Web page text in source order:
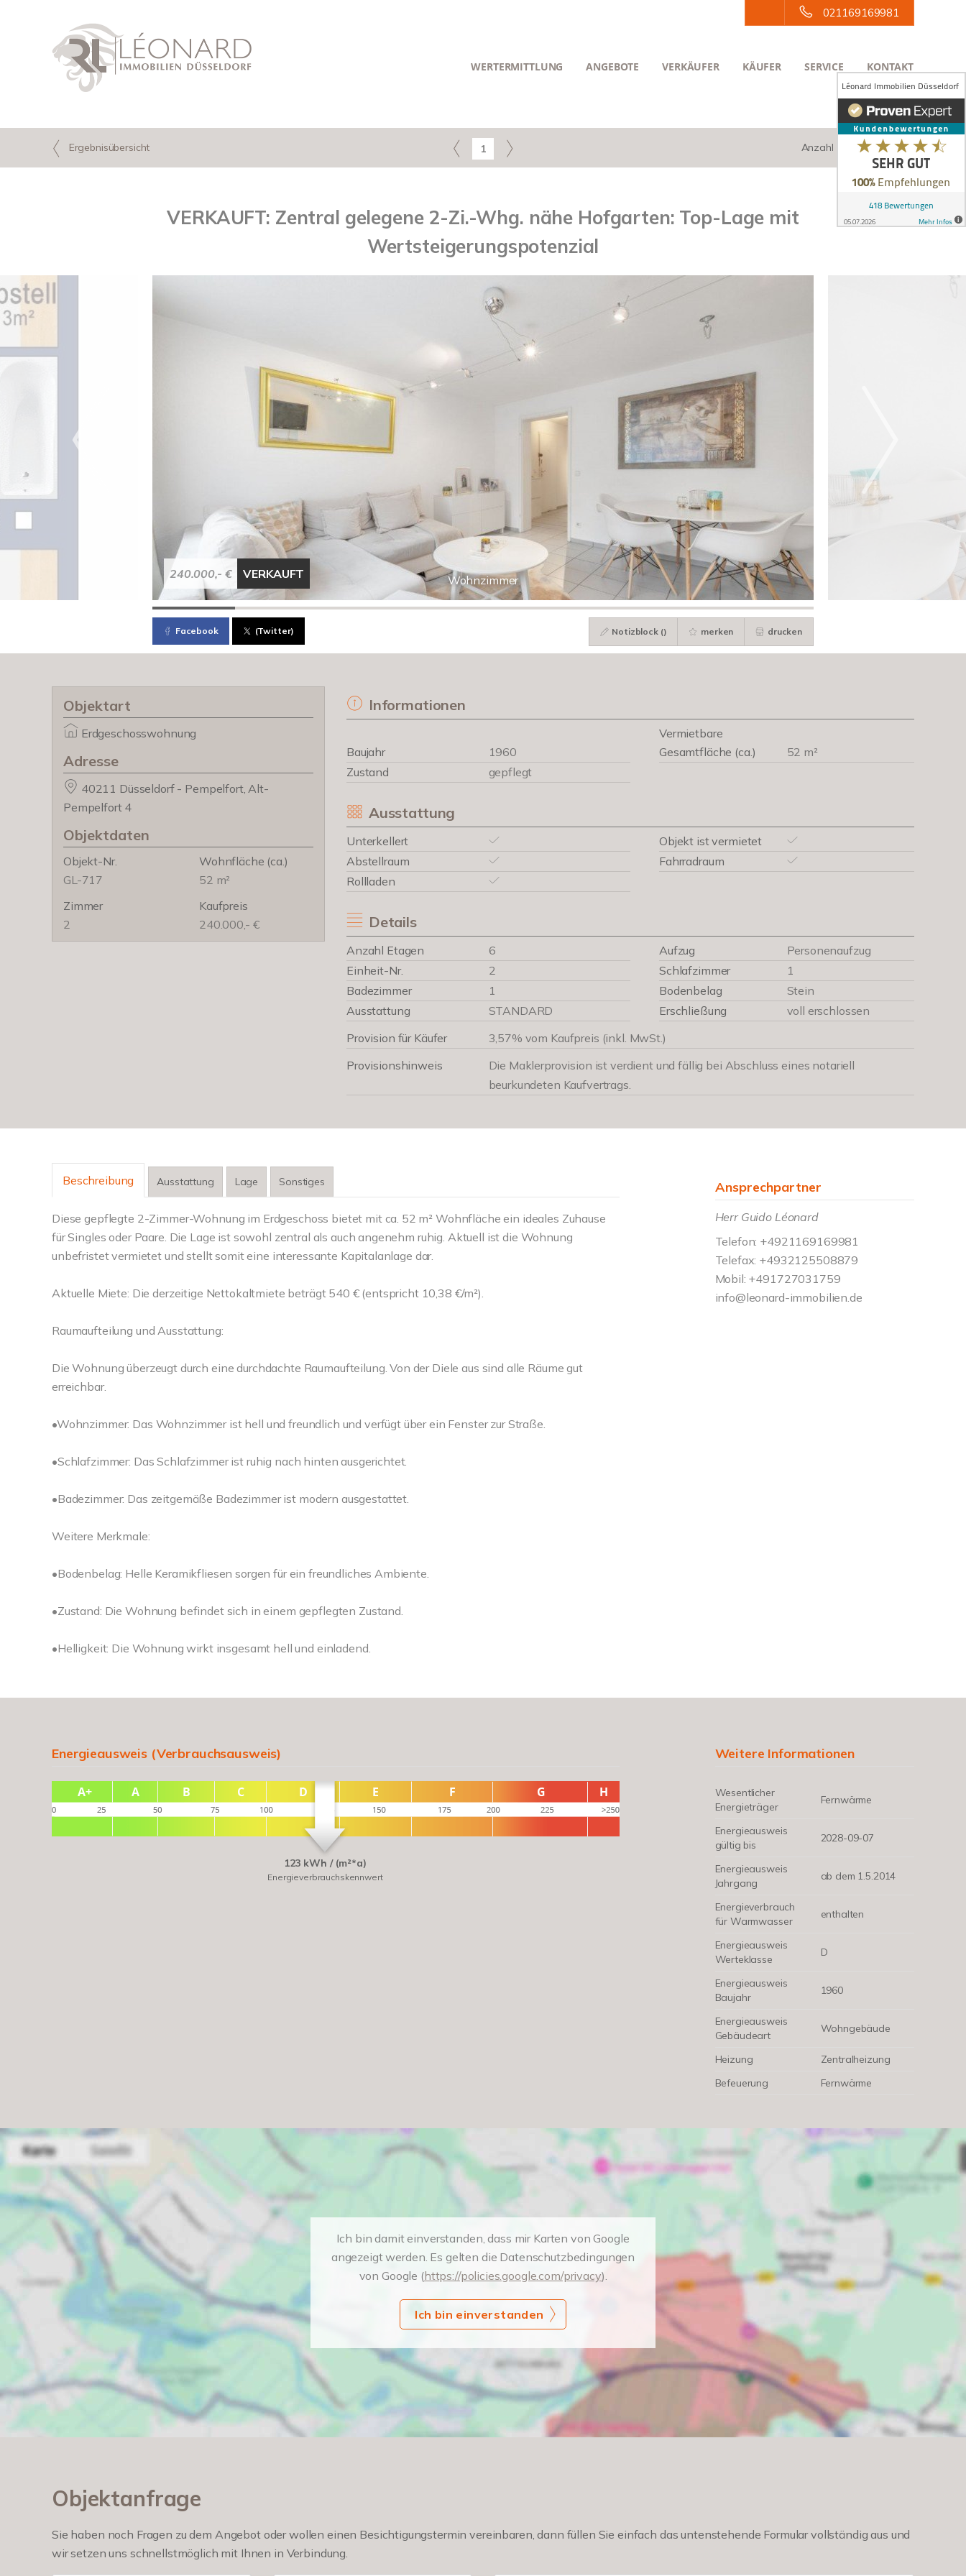
021169169981
WERTERMITTLUNG ANGEBOTE VERKÄUFER KÄUFER SERVICE KONTAKT
Ergebnisübersicht 1 Anzahl der Objekte:1 | 1
VERKAUFT: Zentral gelegene 2-Zi.-Whg. nähe Hofgarten: Top-Lage mit
Wertsteigerungspotenzial
Wohnzimmer
240.000,- € VERKAUFT
Facebook (Twitter) Notizblock () merken drucken
Objektart
Erdgeschosswohnung
Adresse
40211 Düsseldorf - Pempelfort, Alt-
Pempelfort 4
Objektdaten
Objekt-Nr.
GL-717
Wohnfläche (ca.)
52 m²
Zimmer
2
Kaufpreis
240.000,- €
Informationen
Baujahr 1960
Vermietbare
Gesamtfläche (ca.)
52 m²
Zustand
gepflegt
Ausstattung
Unterkellert
Objekt ist vermietet
Abstellraum
Fahrradraum
Rollladen
Details
Anzahl Etagen 6 Aufzug
Personenaufzug
Einheit-Nr.
2 Schlafzimmer
1
Badezimmer
1 Bodenbelag
Stein
Ausstattung
STANDARD Erschließung
voll erschlossen
Provision für Käufer
3,57% vom Kaufpreis (inkl. MwSt.)
Provisionshinweis
Die Maklerprovision ist verdient und fällig bei Abschluss eines notariell
beurkundeten Kaufvertrags.
Beschreibung Ausstattung Lage Sonstiges
Diese gepflegte 2-Zimmer-Wohnung im Erdgeschoss bietet mit ca. 52 m² Wohnfläche ein ideales Zuhause
für Singles oder Paare. Die Lage ist sowohl zentral als auch angenehm ruhig. Aktuell ist die Wohnung
unbefristet vermietet und stellt somit eine interessante Kapitalanlage dar.
Aktuelle Miete: Die derzeitige Nettokaltmiete beträgt 540 € (entspricht 10,38 €/m²).
Raumaufteilung und Ausstattung:
Die Wohnung überzeugt durch eine durchdachte Raumaufteilung. Von der Diele aus sind alle Räume gut
erreichbar.
•Wohnzimmer: Das Wohnzimmer ist hell und freundlich und verfügt über ein Fenster zur Straße.
•Schlafzimmer: Das Schlafzimmer ist ruhig nach hinten ausgerichtet.
•Badezimmer: Das zeitgemäße Badezimmer ist modern ausgestattet.
Weitere Merkmale:
•Bodenbelag: Helle Keramikfliesen sorgen für ein freundliches Ambiente.
•Zustand: Die Wohnung befindet sich in einem gepflegten Zustand.
•Helligkeit: Die Wohnung wirkt insgesamt hell und einladend.
Ansprechpartner
Herr Guido Léonard
Telefon: +4921169169981
Telefax: +4932125508879
Mobil: +491727031759
info@leonard-immobilien.de
Energieausweis (Verbrauchsausweis)
123 kWh / (m²*a)
Energieverbrauchskennwert
Weitere Informationen
Wesentlicher
Energieträger
Fernwärme
Energieausweis
gültig bis
2028-09-07
Energieausweis
Jahrgang
ab dem 1.5.2014
Energieverbrauch
für Warmwasser
enthalten
Energieausweis
Werteklasse
D
Energieausweis
Baujahr
1960
Energieausweis
Gebäudeart
Wohngebäude
Heizung
Zentralheizung
Befeuerung
Fernwärme
Ich bin damit einverstanden, dass mir Karten von Google
angezeigt werden. Es gelten die Datenschutzbedingungen
von Google (https://policies.google.com/privacy).
Ich bin einverstanden
Objektanfrage
Sie haben noch Fragen zu dem Angebot oder wollen einen Besichtigungstermin vereinbaren, dann füllen Sie einfach das untenstehende Formular vollständig aus und
wir setzen uns schnellstmöglich mit Ihnen in Verbindung.